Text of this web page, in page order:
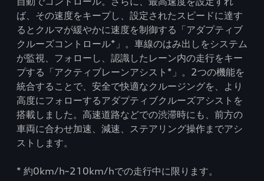
ば、その速度をキープし、設定されたスピードに達す
るとクルマが緩やかに速度を制御する「アダプティブ
クルーズコントロール*」。車線のはみ出しをシステム
が監視、フォローし、認識したレーン内の走行をキー
プする「アクティブレーンアシスト*」。2つの機能を
統合することで、安全で快適なクルージングを、より
高度にフォローするアダプティブクルーズアシストを
搭載しました。高速道路などでの渋滞時にも、前方の
車両に合わせ加速、減速、ステアリング操作までアシ
ストします。
* 約0km/h~210km/hでの走行中に限ります。